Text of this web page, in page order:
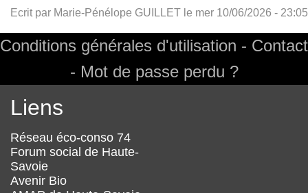
Ecrit par Marie-Pénélope GUILLET le mer 10/06/2026 - 23:05
Footer
Conditions générales d'utilisation
Contact
Mot de passe perdu ?
Liens
Réseau éco-conso 74
Forum social de Haute-
Savoie
Avenir Bio